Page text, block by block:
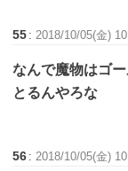
55 : 2018/10/05(金)
なんで魔物はゴ
とるんやろな
56 : 2018/10/05(金)